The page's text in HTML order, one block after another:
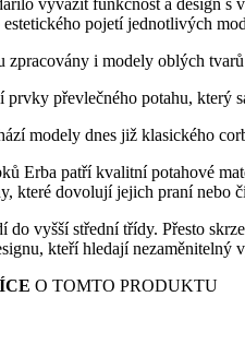
pojetí jednotlivých
zpracovány i modely oblých
převlečného potahu, který
modely dnes již klasického
Erba patří kvalitní potahové
které dovolují jejich praní nebo
do vyšší střední třídy. Přesto
kteří hledají nezaměnitelný
O TOMTO PRODUKTU